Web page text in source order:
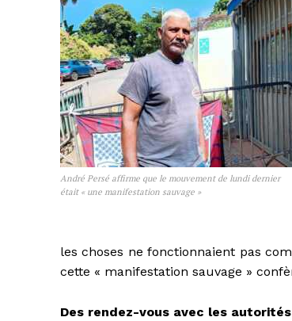
André Persé affirme que le mouvement de lundi dernier
était « une manifestation sauvage »
les choses ne fonctionnaient pas
cette « manifestation sauvage »
Des rendez-vous avec les